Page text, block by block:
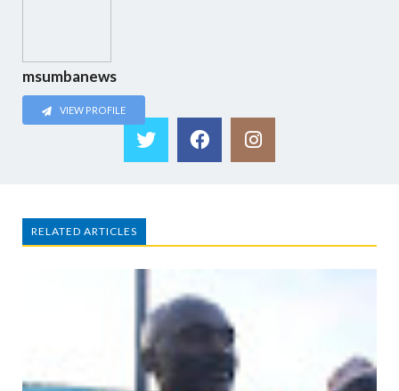
msumbanews
VIEW PROFILE
RELATED ARTICLES